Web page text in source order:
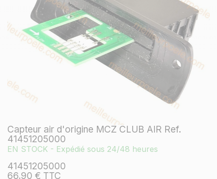
Capteur air d'origine MCZ CLUB AIR Ref.
41451205000
EN STOCK - Expédié sous 24/48 heures
41451205000
66,90 € TTC